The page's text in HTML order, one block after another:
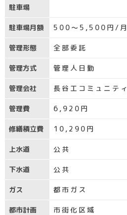
駐車場
駐車場月額 500〜5,500円/月
管理形態 全部委託
管理方式 管理人日勤
管理会社 長谷工コミュニティ
管理費 6,920円
修繕積立費 10,290円
上水道 公共
下水道 公共
ガス 都市ガス
都市計画 市街化区域